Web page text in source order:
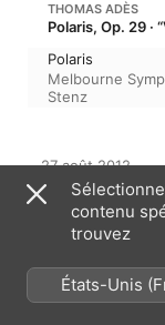
THOMAS ADÈS
Polaris, Op. 29 ·
Polaris
Melbourne
Stenz
27 août 2012
1 morceau, 14
℗ 2012
LABEL
ABC Classic
contenu
trouvez
États-Unis
France)